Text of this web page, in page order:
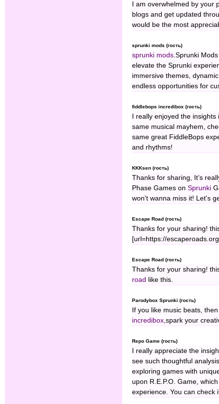
I am overwhelmed by your
blogs and get updated
would be the most
sprunki mods (гость)
sprunki mods.Sprunki
elevate the Sprunki
immersive themes,
endless opportunities for
fiddlebops incredibox (гость)
I really enjoyed the
same musical mayhem,
same great FiddleBops
and rhythms!
KKKsen (гость)
Thanks for sharing, It’s
Phase Games on Sprunki
won't wanna miss it! Let's
Escape Road (гость)
Thanks for your sharing!
[url=https://
Escape Road (гость)
Thanks for your sharing!
road
like this.
Parodybox Sprunki (гость)
If you like music beats,
incredibox,spark your
Repo Game (гость)
I really appreciate the
see such thoughtful
exploring games with
upon R.E.P.O. Game,
experience. You can check